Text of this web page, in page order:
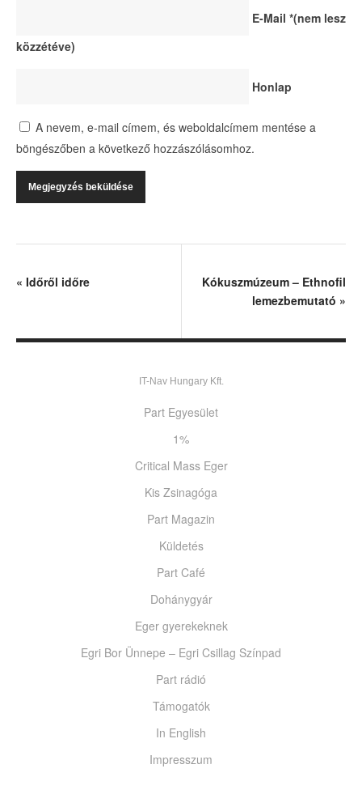
E-Mail *(nem lesz
közzétéve)
Honlap
A nevem, e-mail címem, és weboldalcímem mentése a
böngészőben a következő hozzászólásomhoz.
« Időről időre
Kókuszmúzeum – Ethnofil
lemezbemutató »
IT-Nav Hungary Kft.
Part Egyesület
1%
Critical Mass Eger
Kis Zsinagóga
Part Magazin
Küldetés
Part Café
Dohánygyár
Eger gyerekeknek
Egri Bor Ünnepe – Egri Csillag Színpad
Part rádió
Támogatók
In English
Impresszum